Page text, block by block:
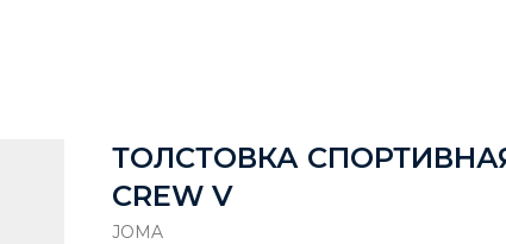
ТОЛСТОВКА
CREW V
JOMA